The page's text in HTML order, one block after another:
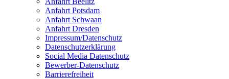
Anfahrt Potsdam
Anfahrt Schwaan
Anfahrt Dresden
Impressum/Datenschutz
Datenschutzerklärung
Social Media Datenschutz
Bewerber-Datenschutz
Barrierefreiheit